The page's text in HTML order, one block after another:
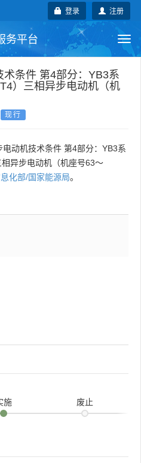
注册
登录
务平台
标准 地方标准
术条件 第4部分：YB3系
）三相异步电动机（机
现行
动机技术条件 第4部分：YB3系
异步电动机（机座号63～
化部/国家能源局。
施 废止